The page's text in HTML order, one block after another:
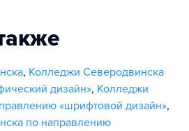
, Колледжи Северодвинска
дизайн», Колледжи
«шрифтовой дизайн»,
по направлению